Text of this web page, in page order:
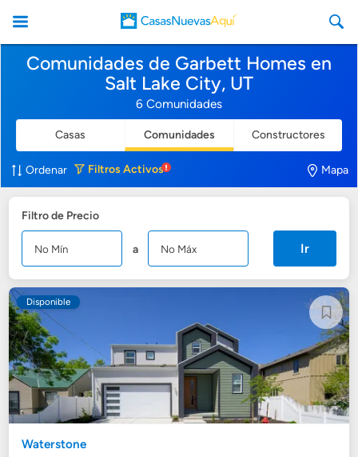
CasasNuevasAqui
Comunidades de Garbett Homes en
Salt Lake City, UT
6 Comunidades
Casas Comunidades Constructores
Ordenar Filtros Activos Mapa
Filtro de Precio
a Ir
Disponible
Waterstone